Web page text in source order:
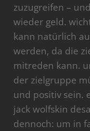
zuzugreifen –
wieder geld.
kann natürlich
werden, da die
mitreden kann.
der zielgruppe
und positiv sein.
jack wolfskin
dennoch: um in